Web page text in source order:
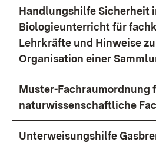
Handlungshilfe Sicherheit
Biologieunterricht für
Lehrkräfte und Hinweise
Organisation einer
Muster-Fachraumordnung
naturwissenschaftliche
Unterweisungshilfe